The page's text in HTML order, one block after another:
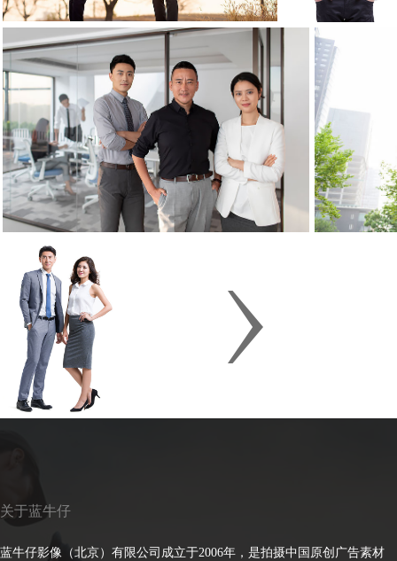
关于蓝牛仔
蓝牛仔影像（北京）有限公司成立于2006年，是拍摄中国原创广告素材